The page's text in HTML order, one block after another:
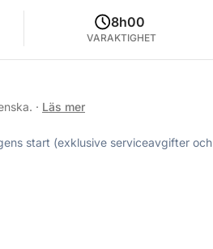
8h00
VARAKTIGHET
· Läs mer
start (exklusive serviceavgifter och